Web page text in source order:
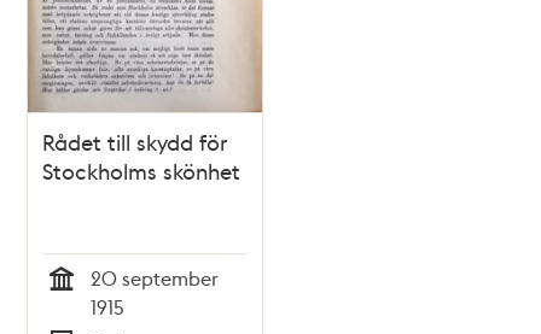
Rådet till skydd för
Stockholms skönhet
20 september
1915